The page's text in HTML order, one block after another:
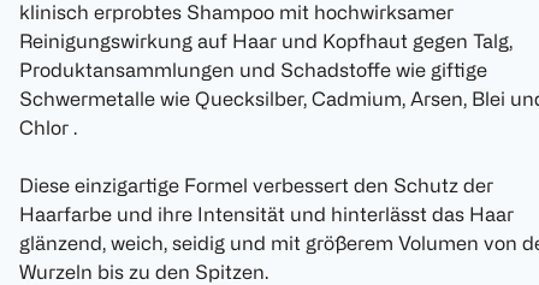
klinisch erprobtes Shampoo mit hochwirksamer
Reinigungswirkung auf Haar und Kopfhaut gegen Talg,
Produktansammlungen und Schadstoffe wie giftige
Schwermetalle wie Quecksilber, Cadmium, Arsen, Blei
Chlor .
Diese einzigartige Formel verbessert den Schutz der
Haarfarbe und ihre Intensität und hinterlässt das Haar
glänzend, weich, seidig und mit größerem Volumen von
Wurzeln bis zu den Spitzen.